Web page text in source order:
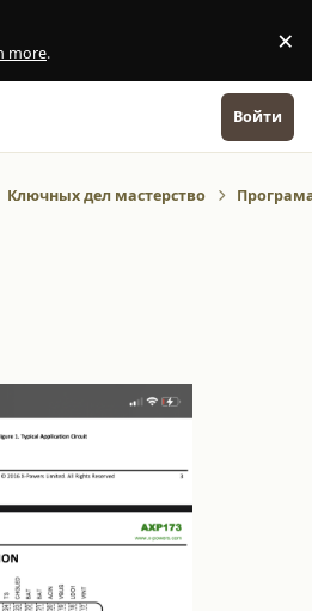
more. ×
Войти
Ключных дел мастерство